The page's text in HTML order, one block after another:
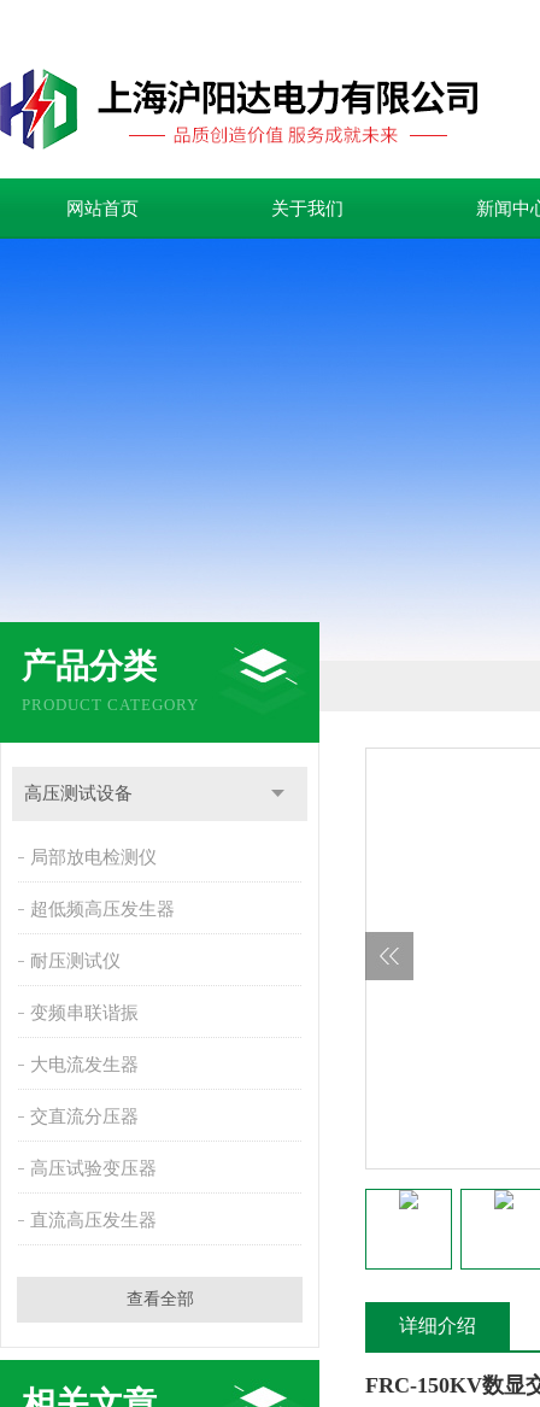
网站首页 关于我们 新闻中
产品分类
PRODUCT CATEGORY
高压测试设备
局部放电检测仪
超低频高压发生器
耐压测试仪
变频串联谐振
大电流发生器
交直流分压器
高压试验变压器
直流高压发生器
查看全部
详细介绍
FRC-150KV数显